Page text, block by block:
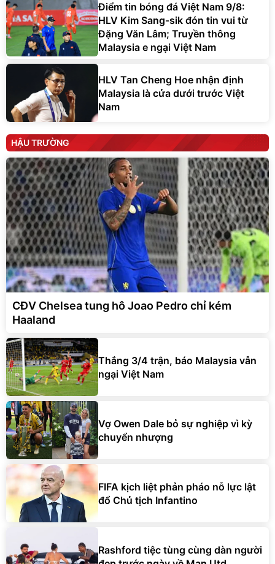
Điểm tin bóng đá Việt Nam 9/8:
HLV Kim Sang-sik đón tin vui từ
Đặng Văn Lâm; Truyền thông
Malaysia e ngại Việt Nam
HLV Tan Cheng Hoe nhận định
Malaysia là cửa dưới trước Việt
Nam
HẬU TRƯỜNG
CĐV Chelsea tung hô Joao Pedro chỉ kém
Haaland
Thắng 3/4 trận, báo Malaysia vẫn
ngại Việt Nam
Vợ Owen Dale bỏ sự nghiệp vì kỳ
chuyển nhượng
FIFA kịch liệt phản pháo nỗ lực lật
đổ Chủ tịch Infantino
Rashford tiệc tùng cùng dàn người